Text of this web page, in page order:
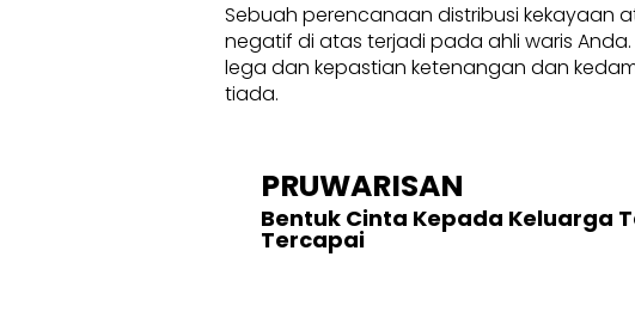
Sebuah perencanaan distribusi kekayaan
negatif di atas terjadi pada ahli waris
lega dan kepastian ketenangan dan
tiada.
PRUWARISAN
Bentuk Cinta Kepada Keluarga
Tercapai